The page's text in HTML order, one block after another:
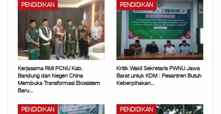
PENDIDIKAN
Kerjasama RMI PCNU Kab.
Bandung dan Negeri China
Membuka Transformasi Ekosistem
Baru…
PENDIDIKAN
Kritik Wakil Sekretaris PWNU Jawa
Barat untuk KDM : Pesantren Butuh
Keberpihakan…
PENDIDIKAN PENDIDIKAN